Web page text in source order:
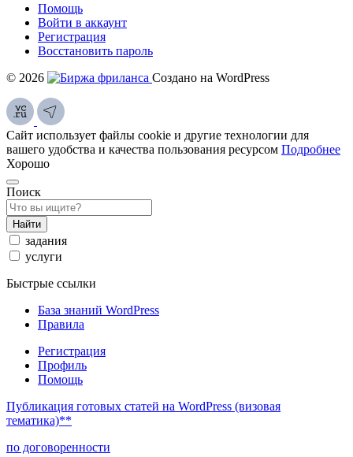
Помощь
Войти в аккаунт
Регистрация
Восстановить пароль
© 2026
Создано на WordPress
Сайт использует файлы cookie и другие технологии для
вашего удобства и качества пользования ресурсом Подробнее
Хорошо
Поиск
Найти
задания
услуги
Быстрые ссылки
База знаний WordPress
Правила
Регистрация
Профиль
Помощь
Публикация готовых статей на WordPress (визовая
тематика)**
по договоренности